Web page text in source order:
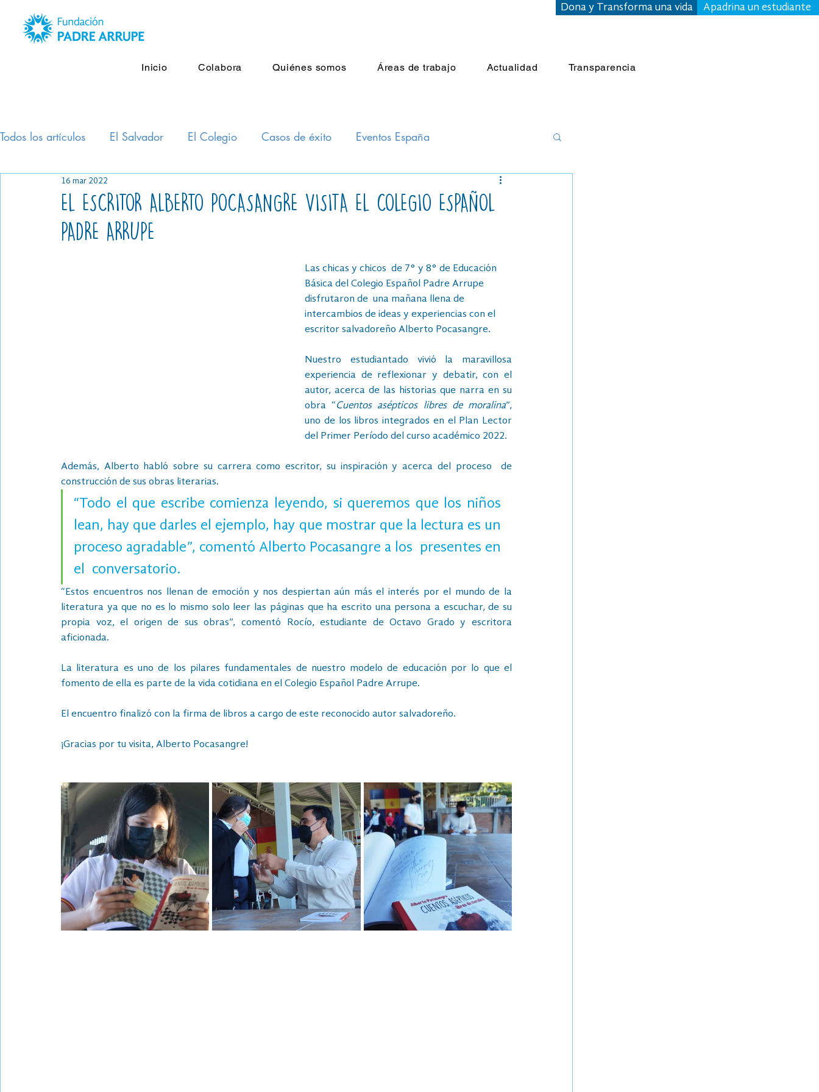
Apadrina un estudiante
Dona y Transforma una vida
Inicio Colabora Quiénes somos Áreas de trabajo Actualidad Transparencia
Todos los artículos El Salvador El Colegio Casos de éxito Eventos España
Mejora de la Educación Pública
EL ESCRITOR ALBERTO POCASANGRE VISITA EL COLEGIO ESPAÑOL
PADRE ARRUPE
16 mar 2022
Las chicas y chicos  de 7° y 8° de Educación
Básica del Colegio Español Padre Arrupe
disfrutaron de  una mañana llena de
intercambios de ideas y experiencias con el
escritor salvadoreño Alberto Pocasangre.
Nuestro estudiantado vivió la maravillosa
experiencia de reflexionar y debatir, con el
autor, acerca de las historias que narra en su
obra “Cuentos asépticos libres de moralina”,
uno de los libros integrados en el Plan Lector
del Primer Período del curso académico 2022.
Además, Alberto habló sobre su carrera como escritor, su inspiración y acerca del proceso  de
construcción de sus obras literarias.
“Todo el que escribe comienza leyendo, si queremos que los niños
lean, hay que darles el ejemplo, hay que mostrar que la lectura es un
proceso agradable”, comentó Alberto Pocasangre a los  presentes en
el  conversatorio.
“Estos encuentros nos llenan de emoción y nos despiertan aún más el interés por el mundo de la
literatura ya que no es lo mismo solo leer las páginas que ha escrito una persona a escuchar, de su
propia voz, el origen de sus obras”, comentó Rocío, estudiante de Octavo Grado y escritora
aficionada.
La literatura es uno de los pilares fundamentales de nuestro modelo de educación por lo que el
fomento de ella es parte de la vida cotidiana en el Colegio Español Padre Arrupe.
El encuentro finalizó con la firma de libros a cargo de este reconocido autor salvadoreño.
¡Gracias por tu visita, Alberto Pocasangre!